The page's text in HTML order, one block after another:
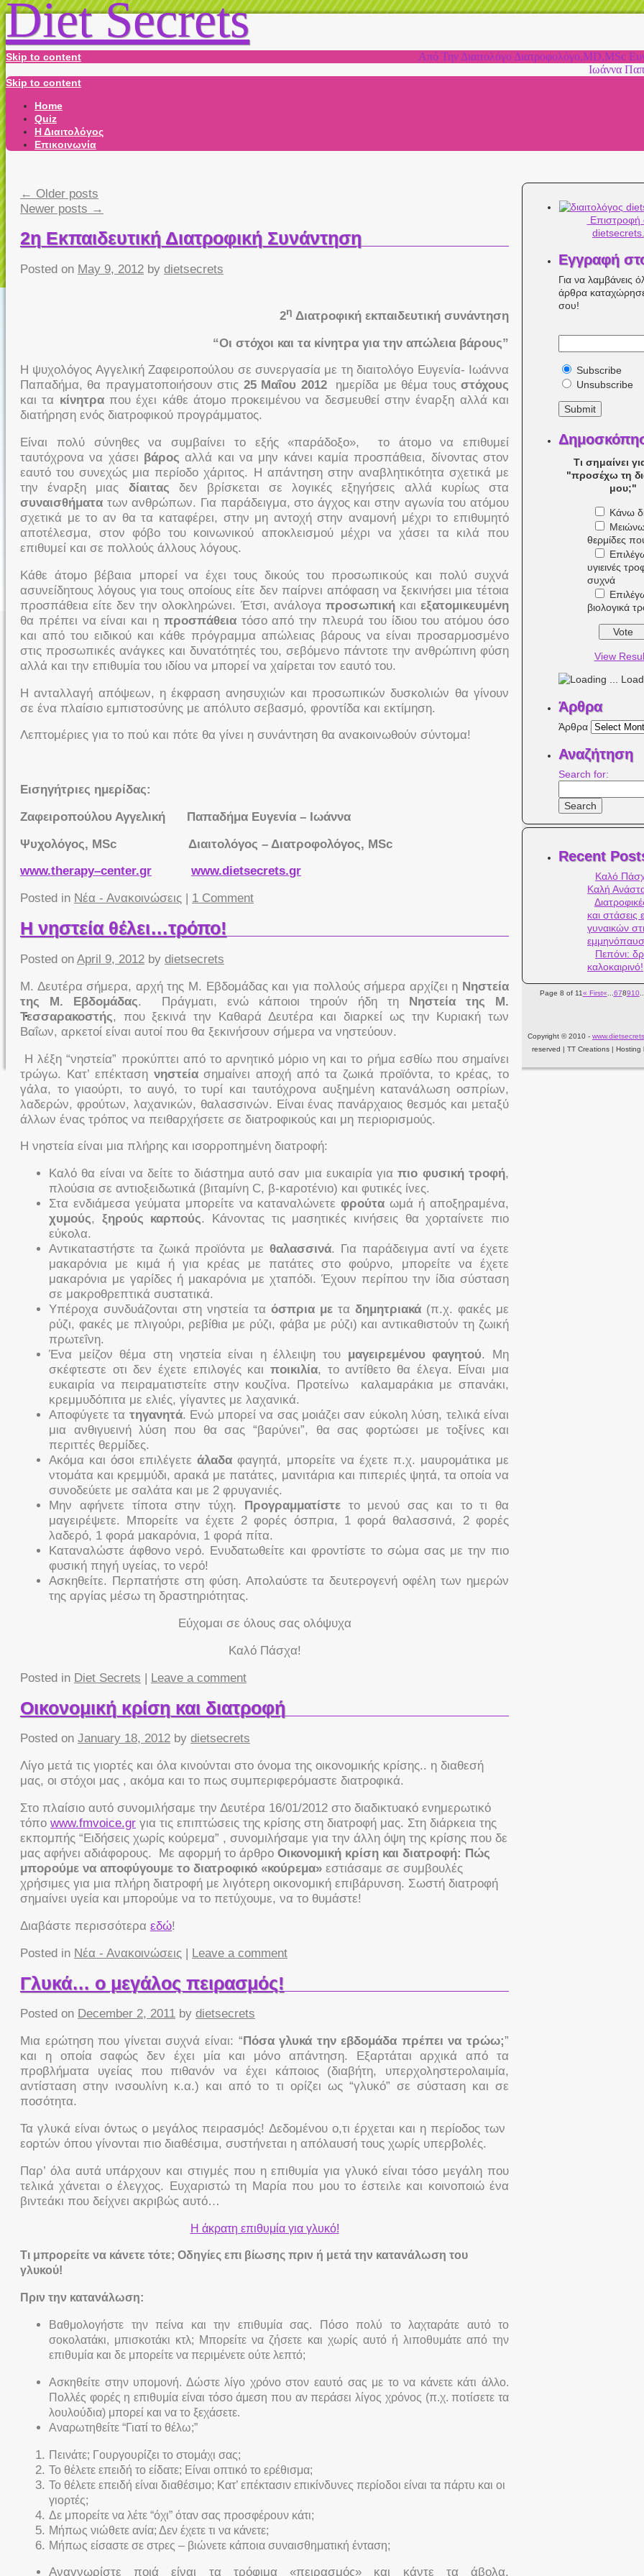
Diet Secrets
Από Την Διαιτολόγο Διατροφολόγο,MD,MSc
Ιωάννα
Skip to content
Skip to content
Home
Quiz
Η Διαιτολόγος
Επικοινωνία
← Older posts
Newer posts →
2η Εκπαιδευτική Διατροφική Συνάντηση
Posted on May 9, 2012 by dietsecrets
2η Διατροφική εκπαιδευτική συνάντηση
“Οι στόχοι και τα κίνητρα για την απώλεια βάρους”
H ψυχολόγος Αγγελική Ζαφειροπούλου σε συνεργασία με τη διαιτολόγο Ευγενία- Ιωάννα
Παπαδήμα, θα πραγματοποιήσουν στις 25 Μαΐου 2012 ημερίδα με θέμα τουςστόχους
και τα κίνητραπου έχει κάθε άτομο προκειμένου να δεσμευθεί στην έναρξη αλλά και
διατήρηση ενός διατροφικού προγράμματος.
Είναι πολύ σύνηθες να συμβαίνει το εξής «παράδοξο», το άτομο να επιθυμεί
ταυτόχρονα να χάσει βάρος αλλά και να μην κάνει καμία προσπάθεια, δίνοντας στον
εαυτό του συνεχώς μια περίοδο χάριτος. Η απάντηση στην αναβλητικότητα σχετικά με
την έναρξη μιας δίαιτας δεν βρίσκεται σε λογικές εξηγήσεις αλλά κυρίως στα
συναισθήματα των ανθρώπων. Για παράδειγμα, στο άγχος και στην αγωνία του ατόμου
σχετικά με το αν θα τα καταφέρει, στην μη αντοχή στην αναμονή μέχρι το επιθυμητό
αποτέλεσμα, στον φόβο του κοινωνικού αποκλεισμού μέχρι να χάσει τα κιλά που
επιθυμεί και σε πολλούς άλλους λόγους.
Κάθε άτομο βέβαια μπορεί να έχει τους δικούς του προσωπικούς και πολύ συχνά
ασυνείδητους λόγους για τους οποίους είτε δεν παίρνει απόφαση να ξεκινήσει μια τέτοια
προσπάθεια είτε δεν την ολοκληρώνει. Έτσι, ανάλογα προσωπικήκαιεξατομικευμένη
θα πρέπει να είναι και η προσπάθειατόσο από την πλευρά του ίδιου του ατόμου όσο
και από του ειδικού και κάθε πρόγραμμα απώλειας βάρους να είναι προσαρμοσμένο
στις προσωπικές ανάγκες και δυνατότητές του, σεβόμενο πάντοτε την ανθρώπινη φύση
αλλά και την επιθυμία του ιδίου να μπορεί να χαίρεται τον εαυτό του.
Η ανταλλαγή απόψεων, η έκφραση ανησυχιών και προσωπικών δυσκολιών θα γίνουν
σε ένα πλαίσιο εμπιστοσύνης με απόλυτο σεβασμό, φροντίδα και εκτίμηση.
Λεπτομέριες για το πού και πότε θα γίνει η συνάντηση θα ανακοινωθούν σύντομα!
Εισηγήτριες ημερίδας:
Ζαφειροπούλου Αγγελική Παπαδήμα Ευγενία – Ιωάννα
Ψυχολόγος, MSc Διαιτολόγος – Διατροφολόγος, MSc
www.therapy–center.gr www.dietsecrets.gr
Posted in Νέα - Ανακοινώσεις 1 Comment
Η νηστεία θέλει…τρόπο!
Posted on April 9, 2012 by dietsecrets
Μ. Δευτέρα σήμερα, αρχή της Μ. Εβδομάδας και για πολλούς σήμερα αρχίζει η Νηστεία
της Μ. Εβδομάδας. Πράγματι, ενώ κάποιοι τηρούν ήδη τη Νηστεία της Μ.
Τεσσαρακοστής, που ξεκινά την Καθαρά Δευτέρα και διαρκεί ως την Κυριακή των
Βαΐων, αρκετοί είναι αυτοί που θα ξεκινήσουν σήμερα να νηστεύουν.
Η λέξη “νηστεία” προκύπτει από το αρνητικό μόριο νη και το ρήμα εσθίω που σημαίνει
τρώγω. Κατ’ επέκτασηνηστείασημαίνει αποχή από τα ζωικά προϊόντα, το κρέας, το
γάλα, το γιαούρτι, το αυγό, το τυρί και ταυτόχρονα αυξημένη κατανάλωση οσπρίων,
λαδερών, φρούτων, λαχανικών, θαλασσινών. Είναι ένας πανάρχαιος θεσμός και μεταξύ
άλλων ένας τρόπος να πειθαρχήσετε σε διατροφικούς και μη περιορισμούς.
Η νηστεία είναι μια πλήρης και ισορροπημένη διατροφή:
Καλό θα είναι να δείτε το διάστημα αυτό σαν μια ευκαιρία γιαπιο φυσική τροφή,
πλούσια σε αντιοξειδωτικά (βιταμίνη C, β-καροτένιο) και φυτικές ίνες.
Στα ενδιάμεσα γεύματα μπορείτε να καταναλώνετεφρούτα ωμά ή αποξηραμένα,
χυμούς, ξηρούς καρπούς. Κάνοντας τις μασητικές κινήσεις θα χορταίνετε πιο
εύκολα.
Αντικαταστήστε τα ζωικά προϊόντα με θαλασσινά. Για παράδειγμα αντί να έχετε
μακαρόνια με κιμά ή για κρέας με πατάτες στο φούρνο, μπορείτε να έχετε
μακαρόνια με γαρίδες ή μακαρόνια με χταπόδι. Έχουν περίπου την ίδια σύσταση
σε μακροθρεπτικά συστατικά.
Υπέροχα συνδυάζονται στη νηστεία τα όσπρια με τα δημητριακά (π.χ. φακές με
ρύζι, φακές με πλιγούρι, ρεβίθια με ρύζι, φάβα με ρύζι) και αντικαθιστούν τη ζωική
πρωτεΐνη.
Ένα μείζον θέμα στη νηστεία είναι η έλλειψη του μαγειρεμένου φαγητού. Μη
σκέφτεστε οτι δεν έχετε επιλογές και ποικιλία, το αντίθετο θα έλεγα. Είναι μια
ευκαιρία να πειραματιστείτε στην κουζίνα. Προτείνω καλαμαράκια με σπανάκι,
κρεμμυδόπιτα με ελιές, γίγαντες με λαχανικά.
Αποφύγετε τα τηγανητά. Ενώ μπορεί να σας μοιάζει σαν εύκολη λύση, τελικά είναι
μια ανθιγυεινή λύση που θα σας “βαρύνει”, θα σας φορτώσει με τοξίνες και
περιττές θερμίδες.
Ακόμα και όσοι επιλέγετεάλαδα φαγητά, μπορείτε να έχετε π.χ. μαυρομάτικα με
ντομάτα και κρεμμύδι, αρακά με πατάτες, μανιτάρια και πιπεριές ψητά, τα οπoία να
συνοδεύετε με σαλάτα και με 2 φρυγανιές.
Μην αφήνετε τίποτα στην τύχη.
Προγραμματίστετο μενού σας και το τι θα
μαγειρέψετε. Μπορείτε να έχετε 2 φορές όσπρια, 1 φορά θαλασσινά, 2 φορές
λαδερό, 1 φορά μακαρόνια, 1 φορά πίτα.
Καταναλώστε άφθονο νερό. Ενυδατωθείτε και φροντίστε το σώμα σας με την πιο
φυσική πηγή υγείας, το νερό!
Ασκηθείτε. Περπατήστε στη φύση. Απολαύστε τα δευτερογενή οφέλη των ημερών
της αργίας μέσω τη δραστηριότητας.
Εύχομαι σε όλους σας ολόψυχα
Καλό Πάσχα!
Posted in Diet Secrets | Leave a comment
Οικονομική κρίση και διατροφή
Posted on January 18, 2012 by dietsecrets
Λίγο μετά τις γιορτές και όλα κινούνται στο όνομα της οικονομικής κρίσης.. η διαθεσή
μας, οι στόχοι μας , ακόμα και το πως συμπεριφερόμαστε διατροφικά.
Στο πλαίσιο αυτό συνομιλήσαμε την Δευτέρα 16/01/2012 στο διαδικτυακό ενημερωτικό
τόπο www.fmvoice.gr για τις επιπτώσεις της κρίσης στη διατροφή μας. Στη διάρκεια της
εκπομπής “Ειδήσεις χωρίς κούρεμα” , συνομιλήσαμε για την άλλη όψη της κρίσης που δε
μας αφήνει αδιάφορους. Με αφορμή το άρθρο Οικονομική κρίση και διατροφή: Πώς
μπορούμε να αποφύγουμε το διατροφικό «κούρεμα» εστιάσαμε σε συμβουλές
χρήσιμες για μια πλήρη διατροφή με λιγότερη οικονομική επιβάρυνση. Σωστή διατροφή
σημαίνει υγεία και μπορούμε να το πετύχουμε, να το θυμάστε!
Διαβάστε περισσότερα εδώ!
Posted in Νέα - Ανακοινώσεις | Leave a comment
Γλυκά… ο μεγάλος πειρασμός!
Posted on December 2, 2011 by dietsecrets
Μια ερώτηση που γίνεται συχνά είναι: “ Πόσα γλυκά την εβδομάδα πρέπει να τρώω;”
και η οποία σαφώς δεν έχει μία και μόνο απάντηση. Εξαρτάται αρχικά από τα
προβλήματα υγείας που πιθανόν να έχει κάποιος (διαβήτη, υπερχοληστερολαιμία,
αντίσταση στην ινσουλίνη κ.α.) και από το τι ορίζει ως “γλυκό” σε σύσταση και σε
ποσότητα.
Τα γλυκά είναι όντως ο μεγάλος πειρασμός! Δεδομένου ο,τι έρχεται και η περίοδος των
εορτών όπου γίνονται πιο διαθέσιμα, συστήνεται η απόλαυσή τους χωρίς υπερβολές.
Παρ’ όλα αυτά υπάρχουν και στιγμές που η επιθυμία για γλυκό είναι τόσο μεγάλη που
τελικά χάνεται ο έλεγχος. Ευχαριστώ τη Μαρία που μου το έστειλε και κοινοποιώ ένα
βιντεάκι που δείχνει ακριβώς αυτό…
Η άκρατη επιθυμία για γλυκό!
Τι μπρορείτε να κάνετε τότε; Οδηγίες επι βίωσης πριν ή μετά την κατανάλωση του
γλυκού!
Πριν την κατανάλωση:
Βαθμολογήστε την πείνα και την επιθυμία σας. Πόσο πολύ το λαχταράτε αυτό το
σοκολατάκι, μπισκοτάκι κτλ; Μπορείτε να ζήσετε και χωρίς αυτό ή λιποθυμάτε από την
επιθυμία και δε μπορείτε να περιμένετε ούτε λεπτό;
Ασκηθείτε στην υπομονή. Δώστε λίγο χρόνο στον εαυτό σας με το να κάνετε κάτι άλλο.
Πολλές φορές η επιθυμία είναι τόσο άμεση που αν περάσει λίγος χρόνος (π.χ. ποτίσετε τα
λουλούδια) μπορεί και να το ξεχάσετε.
Αναρωτηθείτε “Γιατί το θέλω;”
Πεινάτε; Γουργουρίζει το στομάχι σας;
Το θέλετε επειδή το είδατε; Είναι οπτικό το ερέθισμα;
Το θέλετε επειδή είναι διαθέσιμο; Κατ’ επέκτασιν επικίνδυνες περίοδοι είναι τα πάρτυ και οι
γιορτές;
Δε μπορείτε να λέτε “όχι” όταν σας προσφέρουν κάτι;
Μήπως νιώθετε ανία; Δεν έχετε τι να κάνετε;
Μήπως είσαστε σε στρες – βιώνετε κάποια συναισθηματική ένταση;
Αναγνωρίστε ποιά είναι τα τρόφιμα «πειρασμός» και κάντε τα άβολα,
Επιστροφή
Εγγραφή
Για να λαμβάνεις
άρθρα
σου!
Subscribe
Unsubscribe
Τι σημαίνει
"προσέχω τη
μου;"
Κάνω
Μειώνω
θερμίδες
υγιεινές
συχνά
βιολογικά
View
Άρθρα
Άρθρα
Αναζήτηση
Search for:
Recent
Καλό
Καλή
και στάσεις
γυναικών
Πεπόνι:
καλοκαιρινό!
Page 8 of 11« First« 678910...
Copyright © 2010 -
reserved | TT Creations | Hosting